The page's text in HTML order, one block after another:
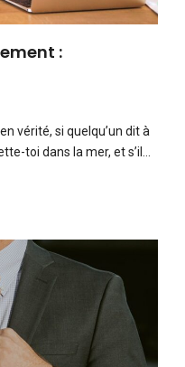
:
vérité, si quelqu’un dit à
toi dans la mer, et s’il…